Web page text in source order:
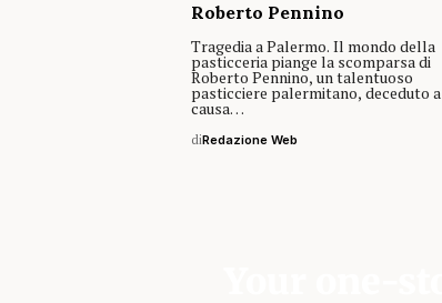
Roberto Pennino
Tragedia a Palermo. Il mondo della
pasticceria piange la scomparsa di
Roberto Pennino, un talentuoso
pasticciere palermitano, deceduto a
causa…
diRedazione Web